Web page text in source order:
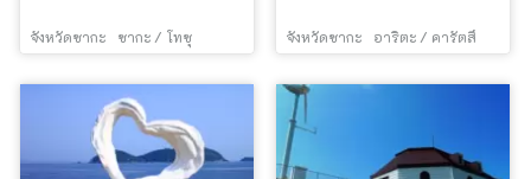
จังหวัดซากะ ซากะ / โทซุ จังหวัดซากะ อาริตะ / คารัตสึ